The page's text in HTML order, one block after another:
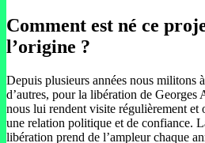
Comment est né ce
l’origine ?
Depuis plusieurs années nous militons
d’autres, pour la libération de Georges
nous lui rendent visite régulièrement et
une relation politique et de confiance.
libération prend de l’ampleur chaque